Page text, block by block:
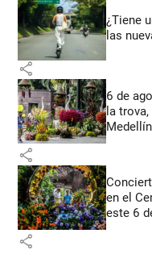
¿Tiene
las
share
6 de
la
Medellín
share
en el
este 6
share